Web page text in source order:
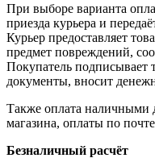
При выборе варианта
приезда курьера и
Курьер предоставляет
предмет повреждений,
Покупатель подписывает
документы, вносит
Также оплата наличными
магазина, оплаты по
Безналичный расчёт